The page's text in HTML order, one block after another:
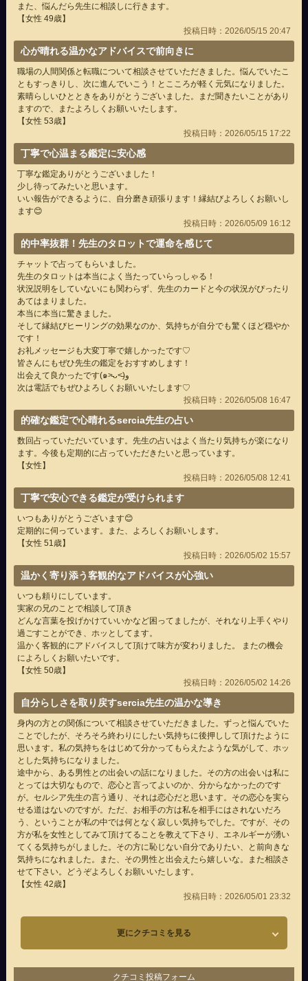
また、悩んだら先生に相談しに行きます。
【女性 49歳】
投稿日時：2026/05/15 20:47
心が晴れる温かなアドバイスで前向きに
職場の人間関係と転職について相談させていただきました。悩んでいたこ
ともすっきりし、次に進んでいこう！とこころが軽く元気になりました。
素晴らしいひとときをありがとうございました。まだ聞きたいことがあり
ますので、またよろしくお願いいたします。
【女性 53歳】
投稿日時：2026/05/15 17:22
丁寧で心温まる鑑定に安心感
丁寧な鑑定ありがとうございました！
少し待ってみたいと思います。
いい報告ができるように、自分磨き頑張ります！縁結びよろしくお願いし
ます😊
投稿日時：2026/05/09 16:12
的中率抜群！先生のタロットで運命を感じて
チャットで占ってもらいました。
先生のタロットは本当によく当たっていらっしゃる！
状況説明をしていないにも関わらず、先生のカードと今の状況がぴったり
あてはまりました。
本当に本当に驚きました。
そして縁結びヒーリングの効果なのか、気持ちが自分でも驚くほど穏やか
です！
お礼メッセージも大変丁寧で嬉しかったです♡
皆さんにもぜひ先生の鑑定をおすすめします！
出会えて良かったです(๑˃̵ᴗ˂̵)و
次は電話でもぜひよろしくお願いいたします♡
投稿日時：2026/05/08 16:47
的確な鑑定で心晴れるsercia先生の占い
数回占っていただいています。先生の占いはよく当たり気持ちが楽になり
ます。今後も定期的に占っていただきたいと思っています。
【女性】
投稿日時：2026/05/08 12:41
丁寧で安心できる鑑定が受けられます
いつもありがとうございます😊
定期的に伺っています。また、よろしくお願いします。
【女性 51歳】
投稿日時：2026/05/02 15:57
温かく寄り添う客観的なアドバイスが心強い
いつも頼りにしています。
実家の兄のことで相談して頂き
どんな言葉を投げかけていいかなど困ってましたが、それなり上手くやり
過ごすことができ、ホッとしてます。
温かく客観的にアドバイスして頂けて味方が変わりました。 またの機会
によろしくお願いたいです。
【女性 50歳】
投稿日時：2026/05/02 14:26
自分らしさを取り戻すsercia先生の温かな導き
身内の方との関係について相談させていただきました。ずっと悩んでいた
ことでしたが、そろそろ終わりにしたい気持ちに後押しして頂けたように
思います。私の気持ちをはじめて分かってもらえたような気がして、ホッ
とした気持ちになりました。
途中から、ある男性との出会いの話になりました。その方の出会いは私に
とっては大切なもので、恋心と言ってよいのか、分からなかったのです
が。セルシア先生の言う通り、それは恋心だと思います。その恋心を実ら
せる道はないのですが。ただ、お相手の方は私を相手にはされないだろ
う、ということが私の中では何となく寂しい気持ちでした。ですが、その
方が私を女性としてみて頂けてることを教えて下さり、エネルギーが湧い
てくる気持ちがしました。その方に恥じない自分でありたい、と前向きな
気持ちになれました。また、その男性と出会えたら嬉しいな。また相談さ
せて下さい。どうぞよろしくお願いいたします。
【女性 42歳】
投稿日時：2026/05/01 23:32
更にクチコミを見る
クチコミ投稿フォーム